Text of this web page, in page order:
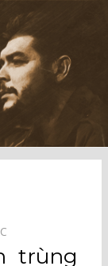
trùng